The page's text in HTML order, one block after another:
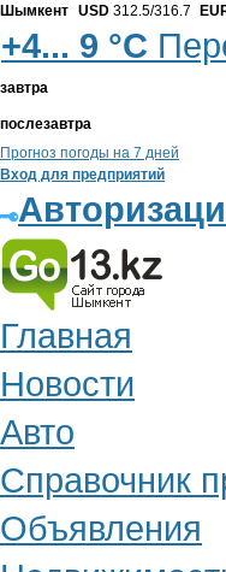
Шымкент USD 312.5/316.7
+4... 9 °С
завтра
послезавтра
Прогноз погоды на 7 дней
Вход для предприятий
Главная
Новости
Авто
Справочник
Объявления